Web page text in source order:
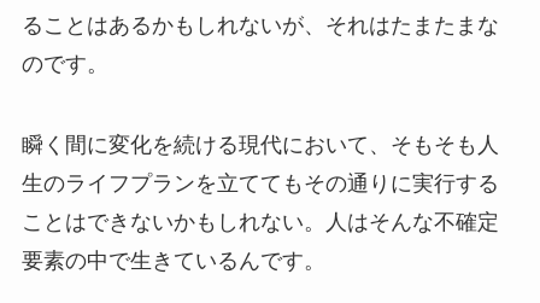
ることはあるかもしれないが、それはたまたまな
のです。
瞬く間に変化を続ける現代において、そもそも人
生のライフプランを立ててもその通りに実行する
ことはできないかもしれない。人はそんな不確定
要素の中で生きているんです。